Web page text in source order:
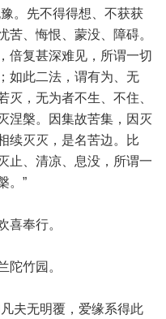
。先不得得想、不获获
苦、悔恨、蒙没、障碍。
倍复甚深难见，所谓一切
如此二法，谓有为、无
灭，无为者不生、不住、
涅槃。因集故苦集，因灭
续灭灭，是名苦边。比
止、清凉、息没，所谓一
。”
喜奉行。
陀竹园。
夫无明覆，爱缘系得此